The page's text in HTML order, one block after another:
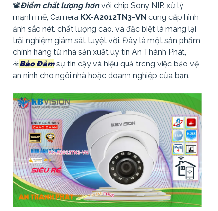
📽Điểm chất lượng hơnvới chip Sony NIR xử lý
mạnh mẽ, Camera KX-A2012TN3-VN cung cấp hình
ảnh sắc nét, chất lượng cao, và đặc biệt là mang lại
trải nghiệm giám sát tuyệt vời. Đây là một sản phẩm
chính hãng từ nhà sản xuất uy tín An Thành Phát,
☣️Bảo Đảmsự tin cậy và hiệu quả trong việc bảo vệ
an ninh cho ngôi nhà hoặc doanh nghiệp của bạn.